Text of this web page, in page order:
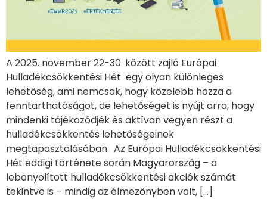
A 2025. november 22-30. között zajló Európai
Hulladékcsökkentési Hét egy olyan különleges
lehetőség, ami nemcsak, hogy közelebb hozza a
fenntarthatóságot, de lehetőséget is nyújt arra, hogy
mindenki tájékozódjék és aktívan vegyen részt a
hulladékcsökkentés lehetőségeinek
megtapasztalásában. Az Európai Hulladékcsökkentési
Hét eddigi története során Magyarország – a
lebonyolított hulladékcsökkentési akciók számát
tekintve is – mindig az élmezőnyben volt, […]